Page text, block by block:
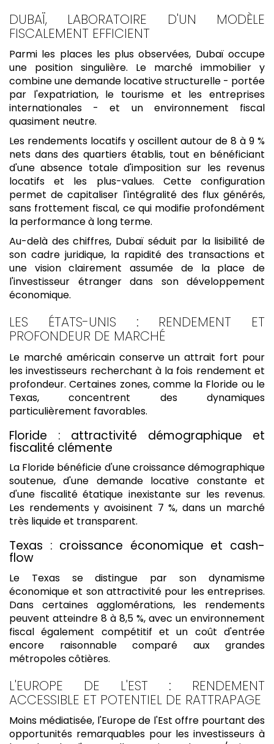
DUBAÏ, LABORATOIRE D'UN MODÈLE
FISCALEMENT EFFICIENT
Parmi les places les plus observées, Dubaï occupe
une position singulière. Le marché immobilier y
combine une demande locative structurelle - portée
par l'expatriation, le tourisme et les entreprises
internationales - et un environnement fiscal
quasiment neutre.
Les rendements locatifs y oscillent autour de 8 à 9 %
nets dans des quartiers établis, tout en bénéficiant
d'une absence totale d'imposition sur les revenus
locatifs et les plus-values. Cette configuration
permet de capitaliser l'intégralité des flux générés,
sans frottement fiscal, ce qui modifie profondément
la performance à long terme.
Au-delà des chiffres, Dubaï séduit par la lisibilité de
son cadre juridique, la rapidité des transactions et
une vision clairement assumée de la place de
l'investisseur étranger dans son développement
économique.
LES ÉTATS-UNIS : RENDEMENT ET
PROFONDEUR DE MARCHÉ
Le marché américain conserve un attrait fort pour
les investisseurs recherchant à la fois rendement et
profondeur. Certaines zones, comme la Floride ou le
Texas, concentrent des dynamiques
particulièrement favorables.
Floride : attractivité démographique et
fiscalité clémente
La Floride bénéficie d'une croissance démographique
soutenue, d'une demande locative constante et
d'une fiscalité étatique inexistante sur les revenus.
Les rendements y avoisinent 7 %, dans un marché
très liquide et transparent.
Texas : croissance économique et cash-
flow
Le Texas se distingue par son dynamisme
économique et son attractivité pour les entreprises.
Dans certaines agglomérations, les rendements
peuvent atteindre 8 à 8,5 %, avec un environnement
fiscal également compétitif et un coût d'entrée
encore raisonnable comparé aux grandes
métropoles côtières.
L'EUROPE DE L'EST : RENDEMENT
ACCESSIBLE ET POTENTIEL DE RATTRAPAGE
Moins médiatisée, l'Europe de l'Est offre pourtant des
opportunités remarquables pour les investisseurs à